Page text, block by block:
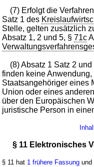
(7) Erfolgt die
Satz 1 des
Stelle, gelten zusätzlich
Absatz 1, 2 und 5, §71c
(8) Absatz 1 Satz 2
finden keine
Staatsangehöriger eines
Union oder eines
über den Europäischen
juristische Person in
§ 11 Elektronisches
§ 11 hat 1 frühere Fassung